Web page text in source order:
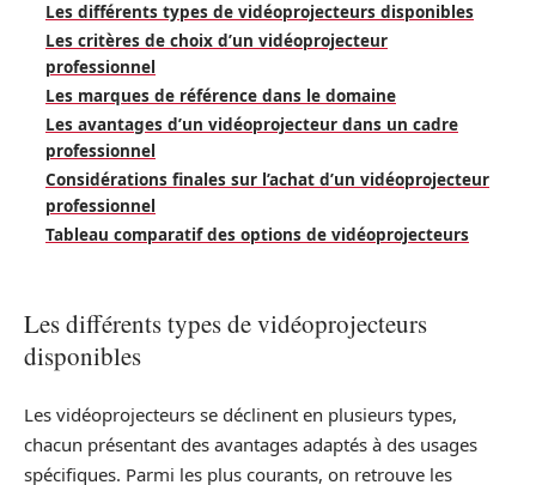
Les différents types de vidéoprojecteurs disponibles
Les critères de choix d’un vidéoprojecteur
professionnel
Les marques de référence dans le domaine
Les avantages d’un vidéoprojecteur dans un cadre
professionnel
Considérations finales sur l’achat d’un vidéoprojecteur
professionnel
Tableau comparatif des options de vidéoprojecteurs
Les différents types de vidéoprojecteurs
disponibles
Les vidéoprojecteurs se déclinent en plusieurs types,
chacun présentant des avantages adaptés à des usages
spécifiques. Parmi les plus courants, on retrouve les